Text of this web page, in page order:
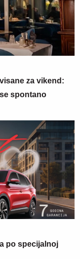
za vikend:
spontano
po specijalnoj